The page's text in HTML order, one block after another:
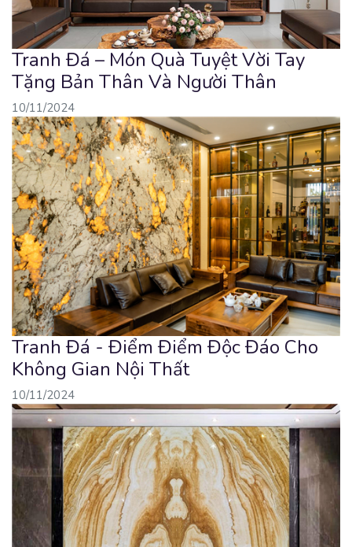
Tranh Đá – Món Quà Tuyệt Vời Tay
Tặng Bản Thân Và Người Thân
10/11/2024
Tranh Đá - Điểm Điểm Độc Đáo Cho
Không Gian Nội Thất
10/11/2024